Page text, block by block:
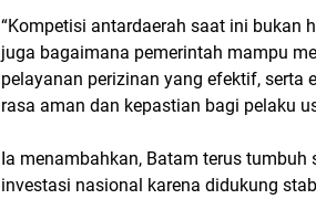
“Kompetisi antardaerah saat ini bukan
juga bagaimana pemerintah mampu
pelayanan perizinan yang efektif, serta
rasa aman dan kepastian bagi pelaku
Ia menambahkan, Batam terus
investasi nasional karena didukung